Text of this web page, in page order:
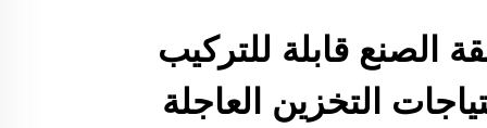
الصنع قابلة للتركيب
التخزين العاجلة